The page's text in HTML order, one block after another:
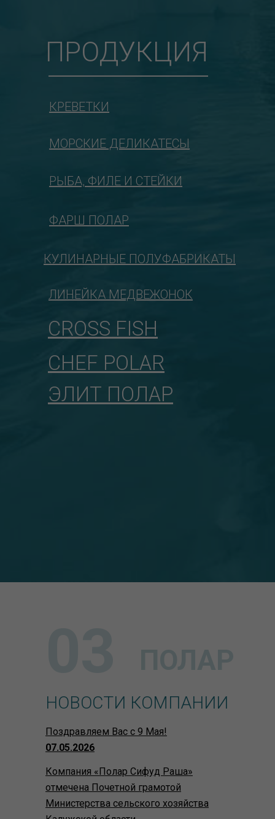
ПРОДУКЦИЯ
КРЕВЕТКИ
МОРСКИЕ ДЕЛИКАТЕСЫ
РЫБА, ФИЛЕ И СТЕЙКИ
ФАРШ ПОЛАР
КУЛИНАРНЫЕ ПОЛУФАБРИКАТЫ
CROSS FISH
CHEF POLAR
ЭЛИТ ПОЛАР
ЛИНЕЙКА МЕДВЕЖОНОК
НОВОСТИ КОМПАНИИ
Поздравляем Вас с 9 Мая!
07.05.2026
Компания «Полар Сифуд Раша»
отмечена Почетной грамотой
Министерства сельского хозяйства